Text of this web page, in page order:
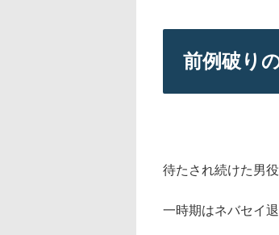
前例破り
待たされ続けた男役
一時期はネバセイ